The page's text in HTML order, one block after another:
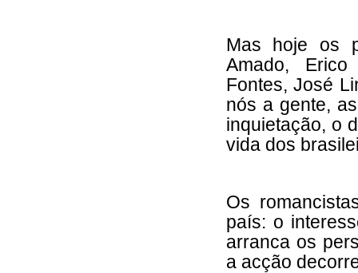
Mas hoje os
Amado, Erico
Fontes, José
nós a gente,
inquietação, o
vida dos
Os
país: o
arranca os
a acção